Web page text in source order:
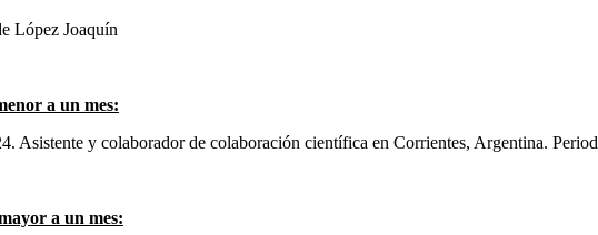
López Joaquín
a un mes:
Asistente y colaborador de colaboración científica en Corrientes, Argentina.
a un mes: